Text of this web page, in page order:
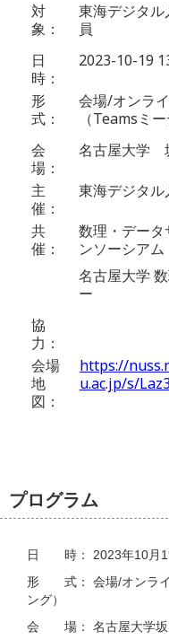
対
象：
東海デジタ
員
日
時：
2023-10-19
形
式：
会場/オンラ
（Teamsミ
会
場：
名古屋大学
主
催：
東海デジタ
共
催：
数理・デー
ンソーシアム
名古屋大学
ー
協
力：
会場
地
図：
https://
u.ac.jp/s/
プログラム
日 時： 2023年10月
形 式： 会場/オンライ
ング）
会 場： 名古屋大学坂